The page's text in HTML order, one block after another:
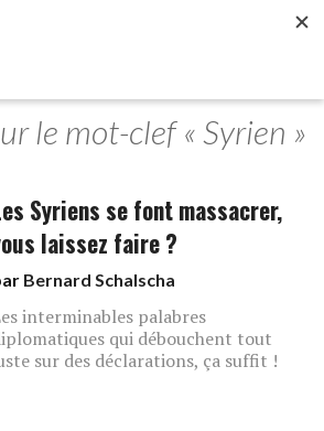
le mot-clef « Syrien »
Syriens se font massacrer,
laissez faire ?
Bernard Schalscha
interminables palabres
qui débouchent tout
sur des déclarations, ça suffit !